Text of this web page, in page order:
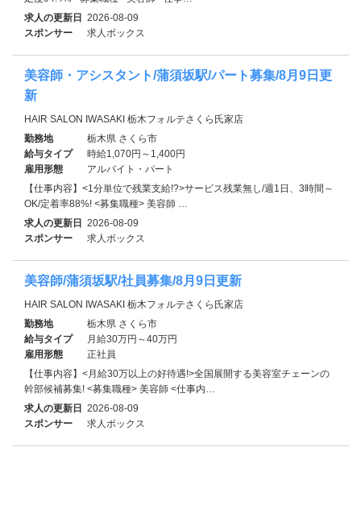
求人の更新日 2026-08-09
スポンサー
求人ボックス
美容師・アシスタント/蒲須坂駅/パート募集/8月9日更
新
HAIR SALON IWASAKI 栃木フォルテさくら氏家店
勤務地
栃木県 さくら市
給与タイプ
時給1,070円～1,400円
雇用形態
アルバイト・パート
【仕事内容】<1分単位で残業支給!?>サービス残業無し/週1日、3時間～
OK/定着率88%! <募集職種> 美容師 …
求人の更新日 2026-08-09
スポンサー
求人ボックス
美容師/蒲須坂駅/社員募集/8月9日更新
HAIR SALON IWASAKI 栃木フォルテさくら氏家店
勤務地
栃木県 さくら市
給与タイプ
月給30万円～40万円
雇用形態
正社員
【仕事内容】<月給30万以上の好待遇!>全国展開する美容室チェーンの
幹部候補募集! <募集職種> 美容師 <仕事内…
求人の更新日 2026-08-09
スポンサー
求人ボックス